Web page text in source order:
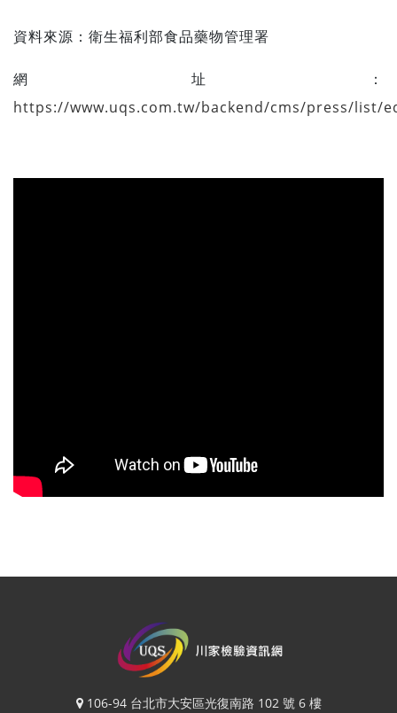
資料來源： 衛生福利部食品藥物管理署
網址：
https://www.uqs.com.tw/backend/cms/press/list/
106-94 台北市大安區光復南路 102 號 6 樓